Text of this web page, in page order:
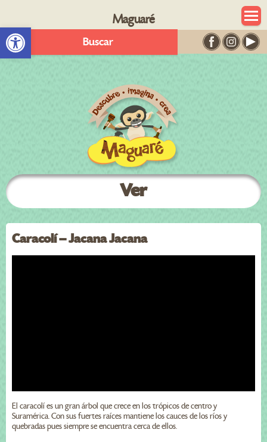
Abrir barra de herramientas
Maguaré
Buscar
Ver
Caracolí – Jacana Jacana
El caracolí es un gran árbol que crece en los trópicos de centro y
Suramérica. Con sus fuertes raíces mantiene los cauces de los ríos y
quebradas pues siempre se encuentra cerca de ellos.